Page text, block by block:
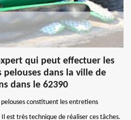
qui peut effectuer les
dans la ville de
dans le 62390
constituent les entretiens
est très technique de réaliser ces tâches.